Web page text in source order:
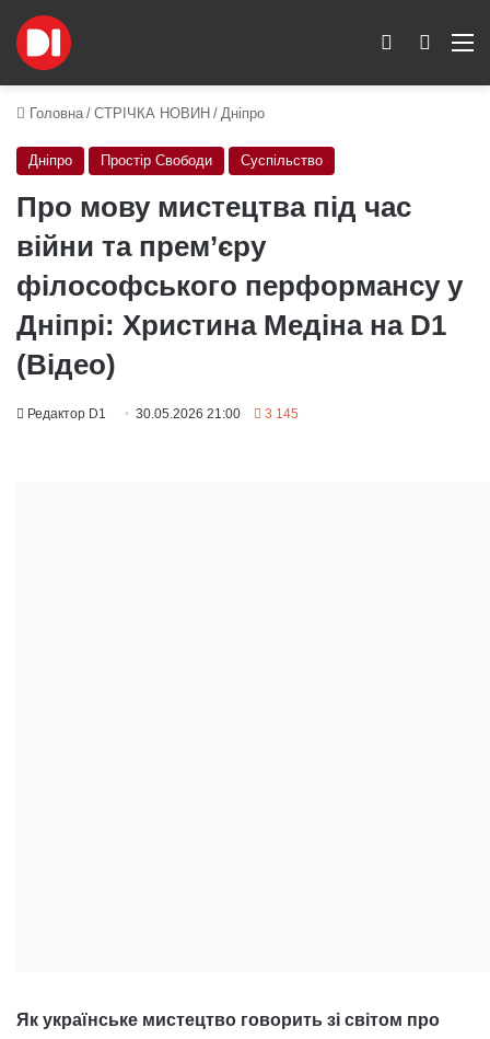
Пошук
Switch skin
Головна / СТРІЧКА НОВИН / Дніпро
Дніпро Простір Свободи Суспільство
Про мову мистецтва під час
війни та прем’єру
філософського перформансу у
Дніпрі: Христина Медіна на D1
(Відео)
Редактор D1 30.05.2026 21:00 3 145
Як українське мистецтво говорить зі світом про